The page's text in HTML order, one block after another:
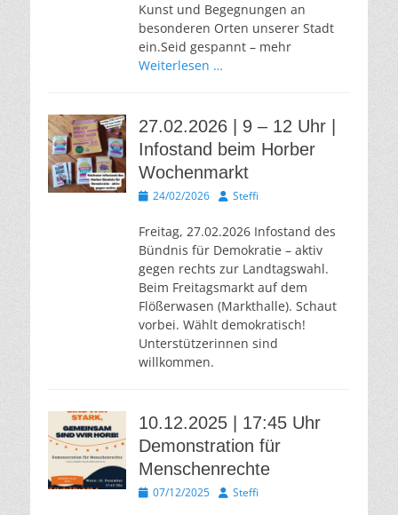
Kunst und Begegnungen an
besonderen Orten unserer Stadt
ein.Seid gespannt – mehr
Weiterlesen …
27.02.2026 | 9 – 12 Uhr |
Infostand beim Horber
Wochenmarkt
Veröffentlicht
24/02/2026 AutorSteffi
Freitag, 27.02.2026 Infostand des
Bündnis für Demokratie – aktiv
gegen rechts zur Landtagswahl.
Beim Freitagsmarkt auf dem
Flößerwasen (Markthalle). Schaut
vorbei. Wählt demokratisch!
Unterstützerinnen sind
willkommen.
10.12.2025 | 17:45 Uhr
Demonstration für
Menschenrechte
Veröffentlicht
07/12/2025 AutorSteffi